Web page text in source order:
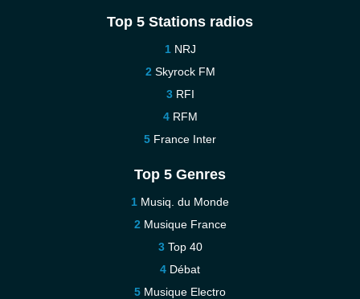
Top 5 Stations radios
NRJ
Skyrock FM
RFI
RFM
France Inter
Top 5 Genres
Musiq. du Monde
Musique France
Top 40
Débat
Musique Electro